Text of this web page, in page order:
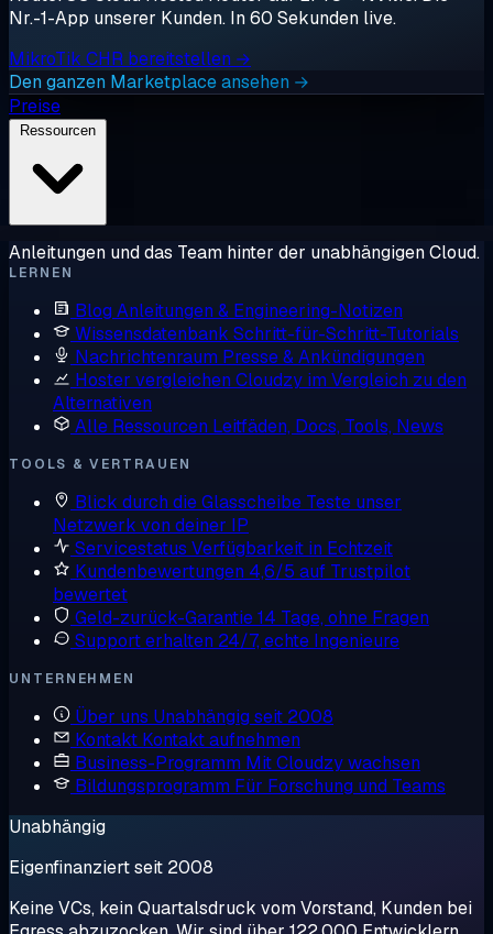
Nr.-1-App unserer Kunden. In 60 Sekunden live.
MikroTik CHR bereitstellen →
Den ganzen Marketplace ansehen →
Preise
Anleitungen und das Team hinter der unabhängigen Cloud.
LERNEN
Blog Anleitungen & Engineering-Notizen
Wissensdatenbank Schritt-für-Schritt-Tutorials
Nachrichtenraum Presse & Ankündigungen
Hoster vergleichen Cloudzy im Vergleich zu den
Alternativen
Alle Ressourcen Leitfäden, Docs, Tools, News
TOOLS & VERTRAUEN
Blick durch die Glasscheibe Teste unser
Netzwerk von deiner IP
Servicestatus Verfügbarkeit in Echtzeit
Kundenbewertungen 4,6/5 auf Trustpilot
bewertet
Geld-zurück-Garantie14 Tage, ohne Fragen
Support erhalten 24/7, echte Ingenieure
UNTERNEHMEN
Über uns Unabhängig seit 2008
Kontakt Kontakt aufnehmen
Business-Programm Mit Cloudzy wachsen
Bildungsprogramm Für Forschung und Teams
Unabhängig
Eigenfinanziert seit 2008
Keine VCs, kein Quartalsdruck vom Vorstand, Kunden bei